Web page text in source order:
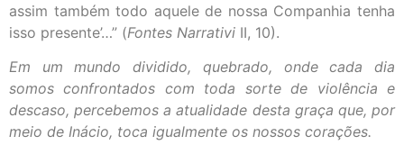
assim também todo aquele de nossa Companhia tenha
isso presente’…” (Fontes Narrativi II, 10).
Em um mundo dividido, quebrado, onde cada dia
somos confrontados com toda sorte de violência e
descaso, percebemos a atualidade desta graça que, por
meio de Inácio, toca igualmente os nossos corações.